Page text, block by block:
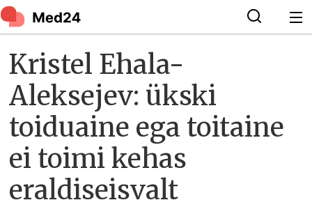
Kristel Ehala-
Aleksejev: ükski
toiduaine ega toitaine
ei toimi kehas
eraldiseisvalt